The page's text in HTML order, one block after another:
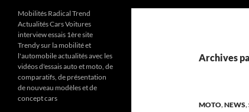
Archives
MOTO,NEWS,
Mobilités Radical Trend
Actualités Cars Voitures
interview essais 1ère site
Trendy sur la mobilité et
l'automobile actualités avec les
vidéos d'essais auto et moto, de
comparatifs, de présentation
de nouveau modèles et de
concept cars